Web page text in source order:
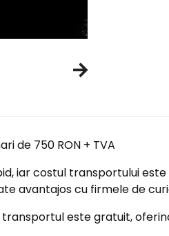
de 750 RON + TVA
iar costul transportului
avantajos cu firmele de
este gratuit,